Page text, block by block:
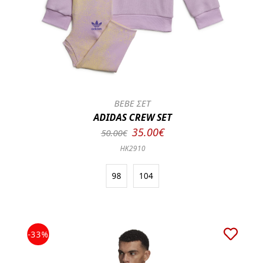
BEBE ΣΕΤ
ADIDAS CREW SET
50.00€ 35.00€
HK2910
98 104
-33%